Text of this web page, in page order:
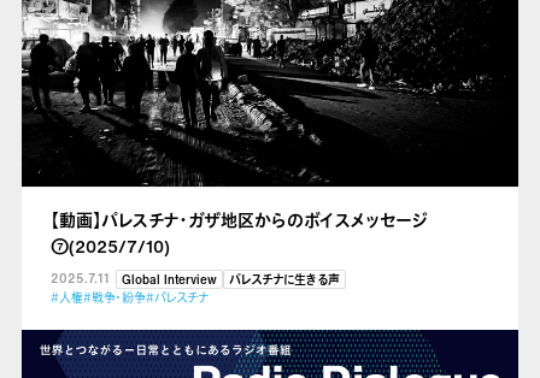
【動画】パレスチナ・ガザ地区からのボイスメッセージ
⑦(2025/7/10)
2025.7.11 Global Interview
パレスチナに生きる声
#人権#戦争・紛争#パレスチナ